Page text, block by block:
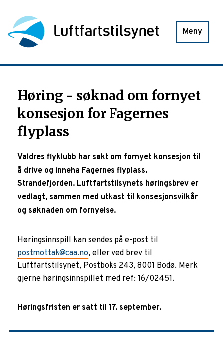
Meny
Høring - søknad om fornyet
konsesjon for Fagernes
flyplass
Valdres flyklubb har søkt om fornyet konsesjon til
å drive og inneha Fagernes flyplass,
Strandefjorden. Luftfartstilsynets høringsbrev er
vedlagt, sammen med utkast til konsesjonsvilkår
og søknaden om fornyelse.
Høringsinnspill kan sendes på e-post til
postmottak@caa.no, eller ved brev til
Luftfartstilsynet, Postboks 243, 8001 Bodø. Merk
gjerne høringsinnspillet med ref: 16/02451.
Høringsfristen er satt til 17. september.